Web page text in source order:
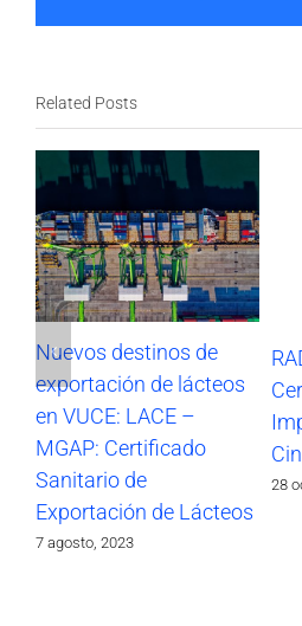
Related Posts
Nuevos destinos de
exportación de lácteos
en VUCE: LACE –
MGAP: Certificado
Sanitario de
Exportación de Lácteos
7 agosto, 2023
28